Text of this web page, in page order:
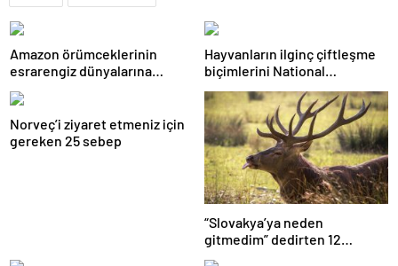
Amazon örümceklerinin
esrarengiz dünyalarına
Hayvanların ilginç çiftleşme
biçimlerini National
Norveç’i ziyaret etmeniz için
gereken 25 sebep
“Slovakya’ya neden
gitmedim” dedirten 12
fotoğraf